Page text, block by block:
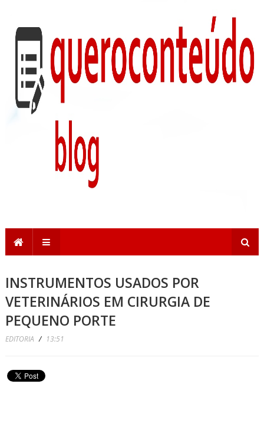
INSTRUMENTOS USADOS POR
VETERINÁRIOS EM CIRURGIA DE
PEQUENO PORTE
EDITORIA / 13:51